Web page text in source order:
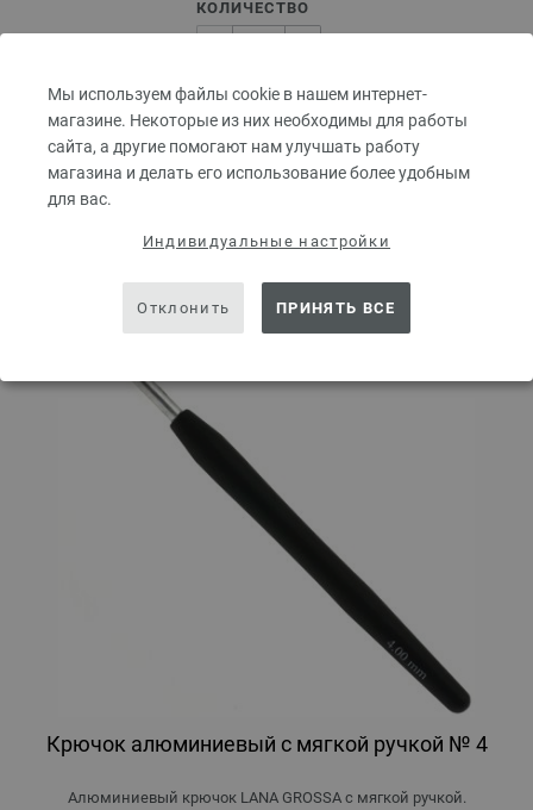
Мы используем файлы cookie в нашем интернет-
магазине. Некоторые из них необходимы для работы
сайта, а другие помогают нам улучшать работу
магазина и делать его использование более удобным
для вас.
Индивидуальные настройки
Отклонить ПРИНЯТЬ ВСЕ
КОЛИЧЕСТВО
В КОРЗИНУ
Крючок алюминиевый с мягкой ручкой № 4
Алюминиевый крючок LANA GROSSA с мягкой ручкой.